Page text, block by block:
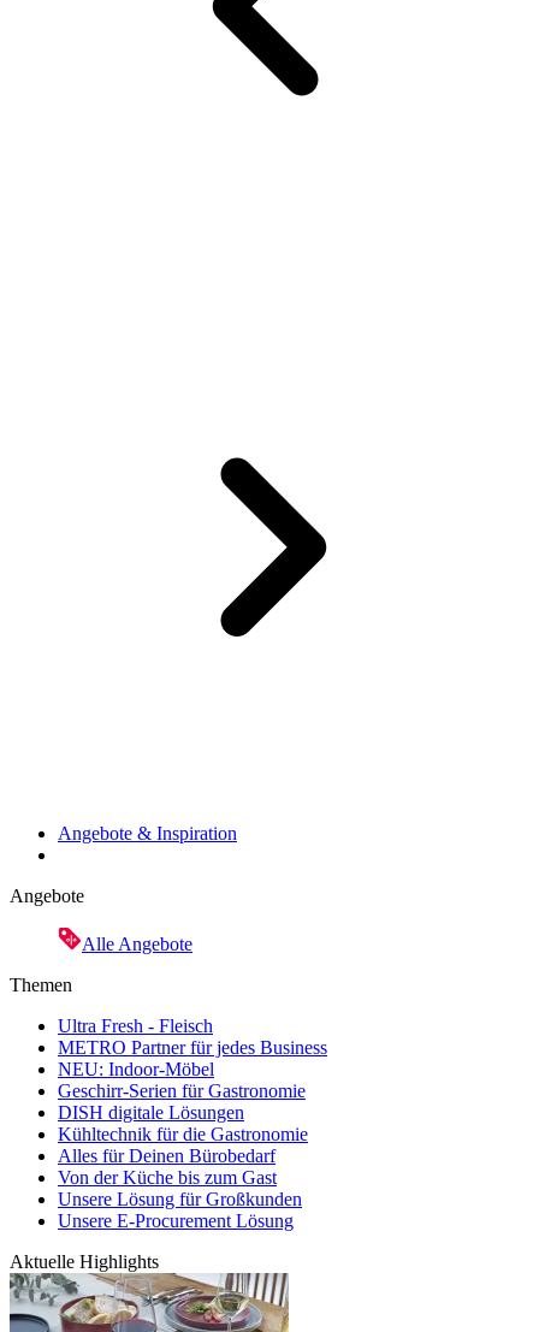
Angebote & Inspiration
Angebote
Alle Angebote
Themen
Ultra Fresh - Fleisch
METRO Partner für jedes Business
NEU: Indoor-Möbel
Geschirr-Serien für Gastronomie
DISH digitale Lösungen
Kühltechnik für die Gastronomie
Alles für Deinen Bürobedarf
Von der Küche bis zum Gast
Unsere Lösung für Großkunden
Unsere E-Procurement Lösung
Aktuelle Highlights